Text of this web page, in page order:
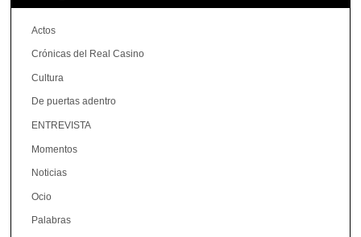
Actos
Crónicas del Real Casino
Cultura
De puertas adentro
ENTREVISTA
Momentos
Noticias
Ocio
Palabras